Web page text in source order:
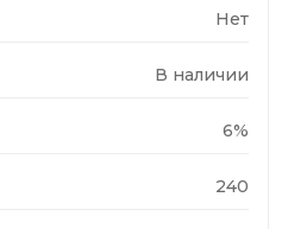
Нет
В наличии
6%
240